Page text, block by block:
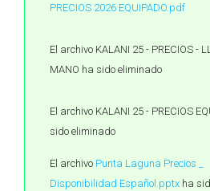
PRECIOS 2026 EQUIPADO.pdf
El archivo KALANI 25 - PRECIOS -
MANO ha sido eliminado
El archivo KALANI 25 - PRECIOS
sido eliminado
El archivo Punta Laguna Precios _
Disponibilidad Español.pptx ha